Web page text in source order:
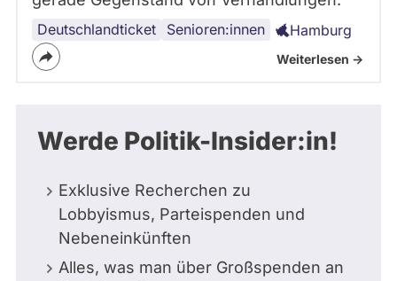
Deutschlandticket Senioren:innen Hamburg
Weiterlesen ->
Werde Politik-Insider:in!
Exklusive Recherchen zu
Lobbyismus, Parteispenden und
Nebeneinkünften
Alles, was man über Großspenden an